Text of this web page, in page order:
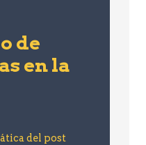
de
en la
del post